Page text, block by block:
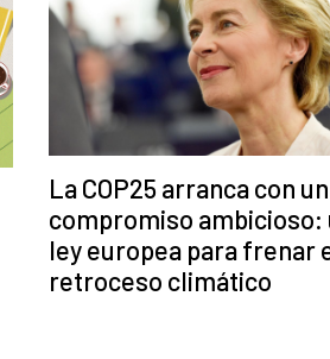
La COP25 arranca con un
compromiso ambicioso:
ley europea para frenar
retroceso climático